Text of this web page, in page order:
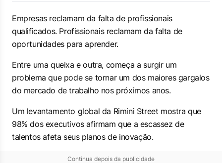
Empresas reclamam da falta de profissionais
qualificados. Profissionais reclamam da falta de
oportunidades para aprender.
Entre uma queixa e outra, começa a surgir um
problema que pode se tornar um dos maiores gargalos
do mercado de trabalho nos próximos anos.
Um levantamento global da Rimini Street mostra que
98% dos executivos afirmam que a escassez de
talentos afeta seus planos de inovação.
Continua depois da publicidade